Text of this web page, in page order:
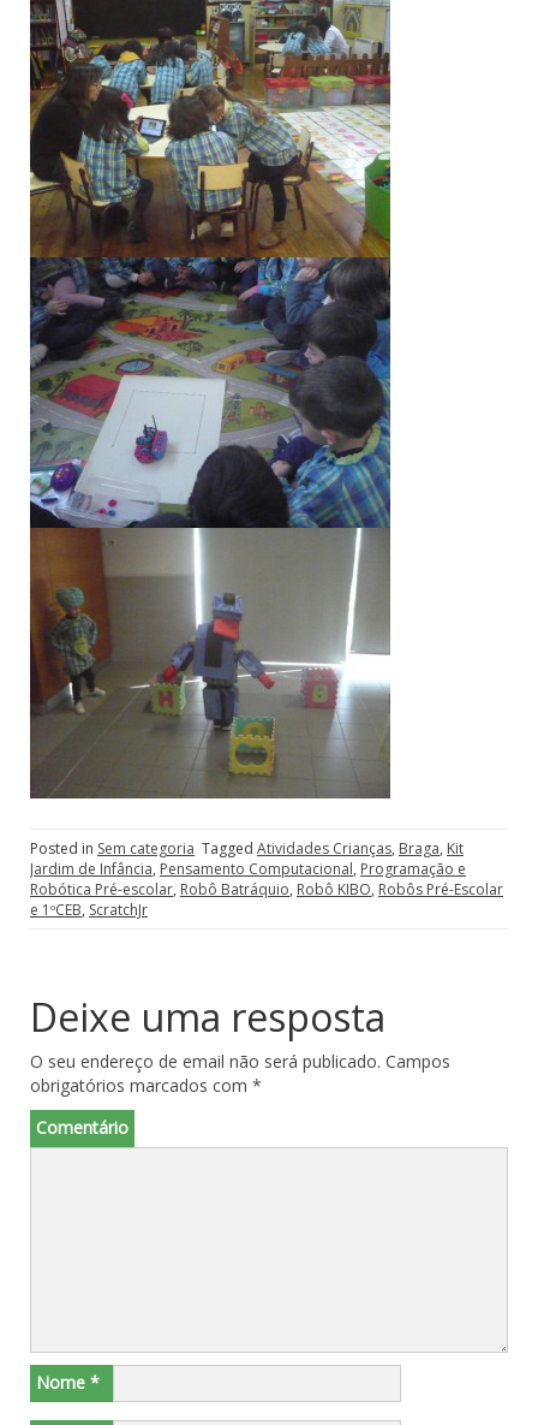
Posted in Sem categoria Tagged Atividades Crianças, Braga, Kit
Jardim de Infância, Pensamento Computacional, Programação e
Robótica Pré-escolar, Robô Batráquio, Robô KIBO, Robôs Pré-Escolar
e 1ºCEB, ScratchJr
Deixe uma resposta
O seu endereço de email não será publicado. Campos
obrigatórios marcados com *
Comentário
Nome *